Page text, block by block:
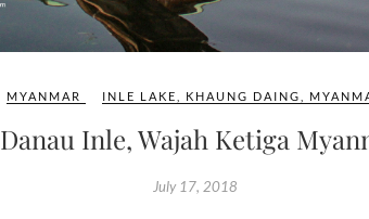
MYANMAR INLE LAKE KHAUNG DAING
Danau Inle, Wajah Ketiga
July 17, 2018